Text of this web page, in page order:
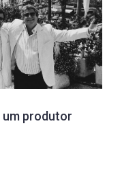
um produtor